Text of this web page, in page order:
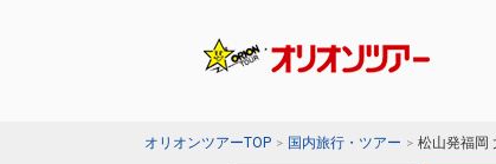
オリオンツアーTOP 国内旅行・ツアー 松山発福岡